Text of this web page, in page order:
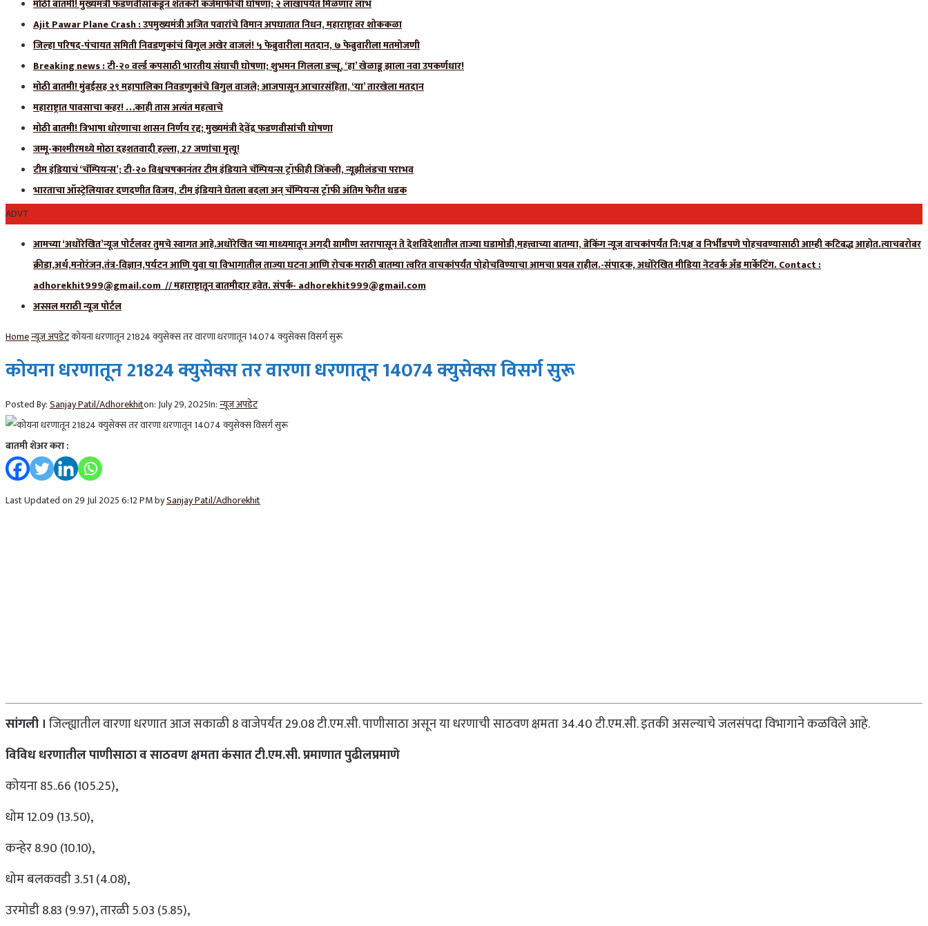
मोठी बातमी! मुख्यमंत्री फडणवीसांकडून शेतकरी कर्जमाफीची घोषणा; २ लाखापर्यंत मिळणार लाभ
Ajit Pawar Plane Crash : उपमुख्यमंत्री अजित पवारांचे विमान अपघातात निधन, महाराष्ट्रावर शोककळा
जिल्हा परिषद-पंचायत समिती निवडणुकांचं बिगूल अखेर वाजलं! ५ फेब्रुवारीला मतदान, ७ फेब्रुवारीला मतमोजणी
Breaking news : टी-२० वर्ल्ड कपसाठी भारतीय संघाची घोषणा; शुभमन गिलला डच्चू, ‘हा’ खेळाडू झाला नवा उपकर्णधार!
मोठी बातमी! मुंबईसह २९ महापालिका निवडणुकांचे बिगुल वाजले; आजपासून आचारसंहिता, ‘या’ तारखेला मतदान
महाराष्ट्रात पावसाचा कहर! …काही तास अत्यंत महत्वाचे
मोठी बातमी! त्रिभाषा धोरणाचा शासन निर्णय रद्द; मुख्यमंत्री देवेंद्र फडणवीसांची घोषणा
जम्मू-काश्मीरमध्ये मोठा दहशतवादी हल्ला, 27 जणांचा मृत्यू!
टीम इंडियाचं ‘चॅम्पियन्स’; टी-२० विश्वचषकानंतर टीम इंडियाने चॅम्पियन्स ट्रॉफीही जिंकली, न्यूझीलंडचा पराभव
भारताचा ऑस्ट्रेलियावर दणदणीत विजय, टीम इंडियाने घेतला बदला अन् चॅम्पियन्स ट्रॉफी अंतिम फेरीत धडक
ADVT
आमच्या ‘अधोरेखित’न्यूज पोर्टलवर तुमचे स्वागत आहे.अधोरेखित च्या माध्यमातून अगदी ग्रामीण स्तरापासून ते देशविदेशातील ताज्या घडामोडी,महत्त्वाच्या बातम्या, ब्रेकिंग न्यूज वाचकांपर्यंत नि:पक्ष व निर्भीडपणे पोहचवण्यासाठी आम्ही कटिबद्ध आहोत.त्याचबरोबर
क्रीडा,अर्थ,मनोरंजन,तंत्र-विज्ञान,पर्यटन आणि युवा या विभागातील ताज्या घटना आणि रोचक मराठी बातम्या त्वरित वाचकांपर्यंत पोहोचविण्याचा आमचा प्रयत्न राहील.-संपादक, अधोरेखित मीडिया नेटवर्क अँड मार्केटिंग. Contact :
adhorekhit999@gmail.com // महाराष्ट्रातून बातमीदार हवेत. संपर्क- adhorekhit999@gmail.com
अस्सल मराठी न्यूज पोर्टल
Homeन्यूज अपडेटकोयना धरणातून 21824 क्युसेक्स तर वारणा धरणातून 14074 क्युसेक्स विसर्ग सुरू
कोयना धरणातून 21824 क्युसेक्स तर वारणा धरणातून 14074 क्युसेक्स विसर्ग सुरू
Posted By:Sanjay Patil/Adhorekhiton: July 29, 2025In:न्यूज अपडेट
बातमी शेअर करा :
Last Updated on 29 Jul 2025 6:12 PM bySanjay Patil/Adhorekhit
सांगली ।जिल्ह्यातील वारणा धरणात आज सकाळी 8 वाजेपर्यंत 29.08 टी.एम.सी. पाणीसाठा असून या धरणाची साठवण क्षमता 34.40 टी.एम.सी. इतकी असल्याचे जलसंपदा विभागाने कळविले आहे.
विविध धरणातील पाणीसाठा व साठवण क्षमता कंसात टी.एम.सी. प्रमाणात पुढीलप्रमाणे
कोयना 85..66 (105.25),
धोम 12.09 (13.50),
कन्हेर 8.90 (10.10),
धोम बलकवडी 3.51 (4.08),
उरमोडी 8.83 (9.97), तारळी 5.03 (5.85),